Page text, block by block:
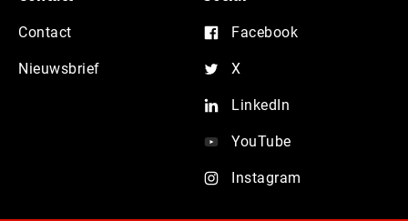
Contact
Nieuwsbrief
Facebook
X
LinkedIn
YouTube
Instagram